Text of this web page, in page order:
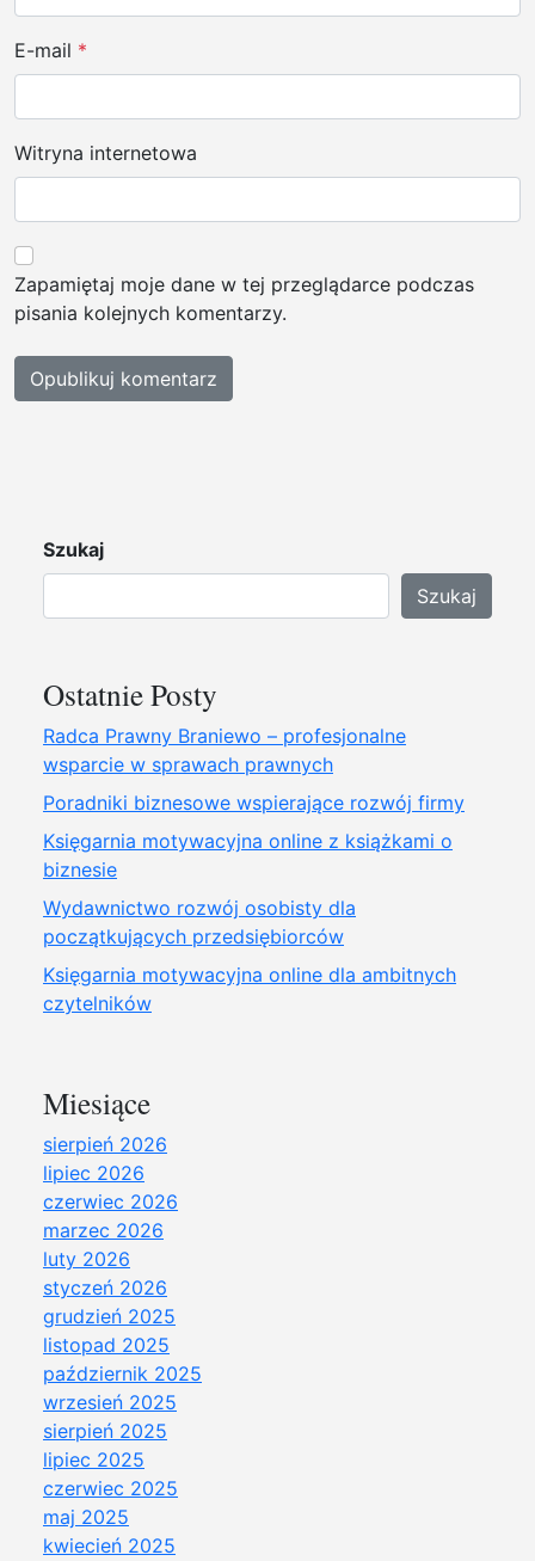
E-mail *
Witryna internetowa
Zapamiętaj moje dane w tej przeglądarce podczas
pisania kolejnych komentarzy.
Szukaj
Szukaj
Ostatnie Posty
Radca Prawny Braniewo – profesjonalne
wsparcie w sprawach prawnych
Poradniki biznesowe wspierające rozwój firmy
Księgarnia motywacyjna online z książkami o
biznesie
Wydawnictwo rozwój osobisty dla
początkujących przedsiębiorców
Księgarnia motywacyjna online dla ambitnych
czytelników
Miesiące
sierpień 2026
lipiec 2026
czerwiec 2026
marzec 2026
luty 2026
styczeń 2026
grudzień 2025
listopad 2025
październik 2025
wrzesień 2025
sierpień 2025
lipiec 2025
czerwiec 2025
maj 2025
kwiecień 2025